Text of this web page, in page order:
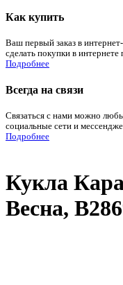
Как купить
Ваш первый заказ в
сделать покупки в
Подробнее
Всегда на связи
Связаться с нами можно
социальные сети и
Подробнее
Кукла
Весна,